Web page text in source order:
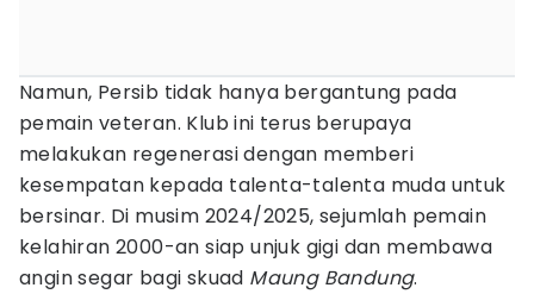
Namun, Persib tidak hanya bergantung pada
pemain veteran. Klub ini terus berupaya
melakukan regenerasi dengan memberi
kesempatan kepada talenta-talenta muda untuk
bersinar. Di musim 2024/2025, sejumlah pemain
kelahiran 2000-an siap unjuk gigi dan membawa
angin segar bagi skuad Maung Bandung.